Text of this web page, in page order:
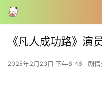
《凡人成功路》演
2025年2月23日 下午8:46 剧